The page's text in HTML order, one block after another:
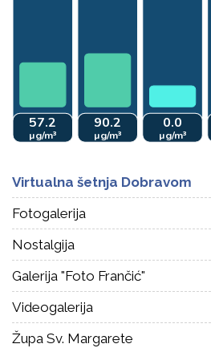
Virtualna šetnja Dobravom
Fotogalerija
Nostalgija
Galerija "Foto Frančić"
Videogalerija
Župa Sv. Margarete